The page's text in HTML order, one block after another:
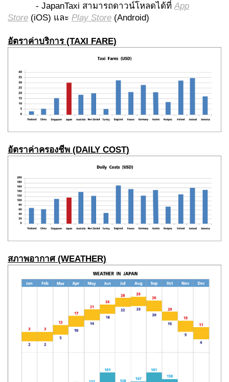
- JapanTaxi สามารถดาวน์โหลดได้ที่App
Store (iOS) และ Play Store (Android)
อัตราค่าบริการ(TAXI FARE)
อัตราค่าครองชีพ (DAILY COST)
สภาพอากาศ (WEATHER)